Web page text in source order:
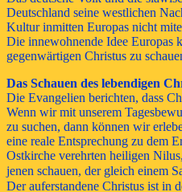
Deutschland seine westlichen
Kultur inmitten Europas nicht
Die innewohnende Idee Europas
gegenwärtigen Christus zu
Das Schauen des lebendigen
Die Evangelien berichten, dass
Wenn wir mit unserem
zu suchen, dann können wir
eine reale Entsprechung zu dem
Ostkirche verehrten heiligen
jenen schauen, der gleich einem
Der auferstandene Christus ist in